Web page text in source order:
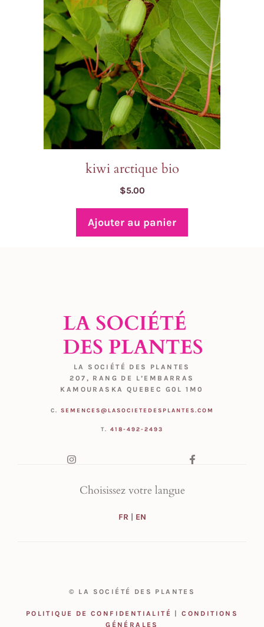
kiwi arctique bio
$5.00
Ajouter au panier
LA SOCIÉTÉ DES PLANTES
207, RANG DE L’EMBARRAS
KAMOURASKA QUEBEC G0L 1M0
C. SEMENCES@LASOCIETEDESPLANTES.COM
T. 418-492-2493
Choisissez votre langue
FR | EN
© LA SOCIÉTÉ DES PLANTES
POLITIQUE DE CONFIDENTIALITÉ |CONDITIONS
GÉNÉRALES